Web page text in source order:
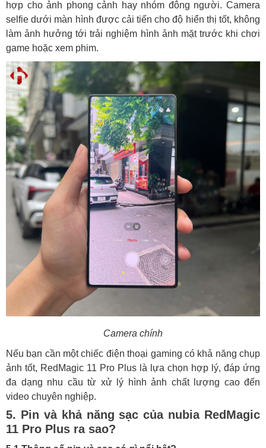
hợp cho ảnh phong cảnh hay nhóm đông người. Camera
selfie dưới màn hình được cải tiến cho độ hiển thị tốt, không
làm ảnh hưởng tới trải nghiệm hình ảnh mặt trước khi chơi
game hoặc xem phim.
Camera chính
Nếu bạn cần một chiếc điện thoại gaming có khả năng chụp
ảnh tốt, RedMagic 11 Pro Plus là lựa chọn hợp lý, đáp ứng
đa dạng nhu cầu từ xử lý hình ảnh chất lượng cao đến
video chuyên nghiệp.
5. Pin và khả năng sạc của nubia RedMagic
11 Pro Plus ra sao?